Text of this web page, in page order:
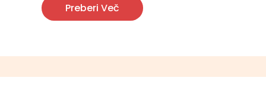
Preberi Več